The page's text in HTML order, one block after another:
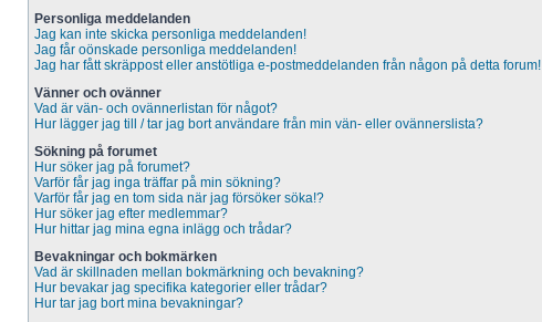
Personliga meddelanden
Jag kan inte skicka personliga meddelanden!
Jag får oönskade personliga meddelanden!
Jag har fått skräppost eller anstötliga e-postmeddelanden från någon på detta forum!
Vänner och ovänner
Vad är vän- och ovännerlistan för något?
Hur lägger jag till / tar jag bort användare från min vän- eller ovännerslista?
Sökning på forumet
Hur söker jag på forumet?
Varför får jag inga träffar på min sökning?
Varför får jag en tom sida när jag försöker söka!?
Hur söker jag efter medlemmar?
Hur hittar jag mina egna inlägg och trådar?
Bevakningar och bokmärken
Vad är skillnaden mellan bokmärkning och bevakning?
Hur bevakar jag specifika kategorier eller trådar?
Hur tar jag bort mina bevakningar?